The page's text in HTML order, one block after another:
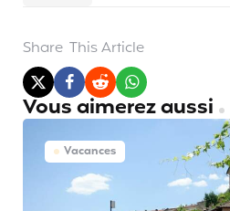
Share This Article
Vous aimerez aussi
Vacances